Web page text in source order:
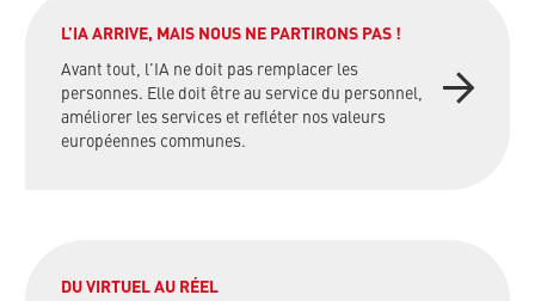
L’IA ARRIVE, MAIS NOUS NE PARTIRONS PAS !
Avant tout, l'IA ne doit pas remplacer les
personnes. Elle doit être au service du personnel,
améliorer les services et refléter nos valeurs
européennes communes.
DU VIRTUEL AU RÉEL